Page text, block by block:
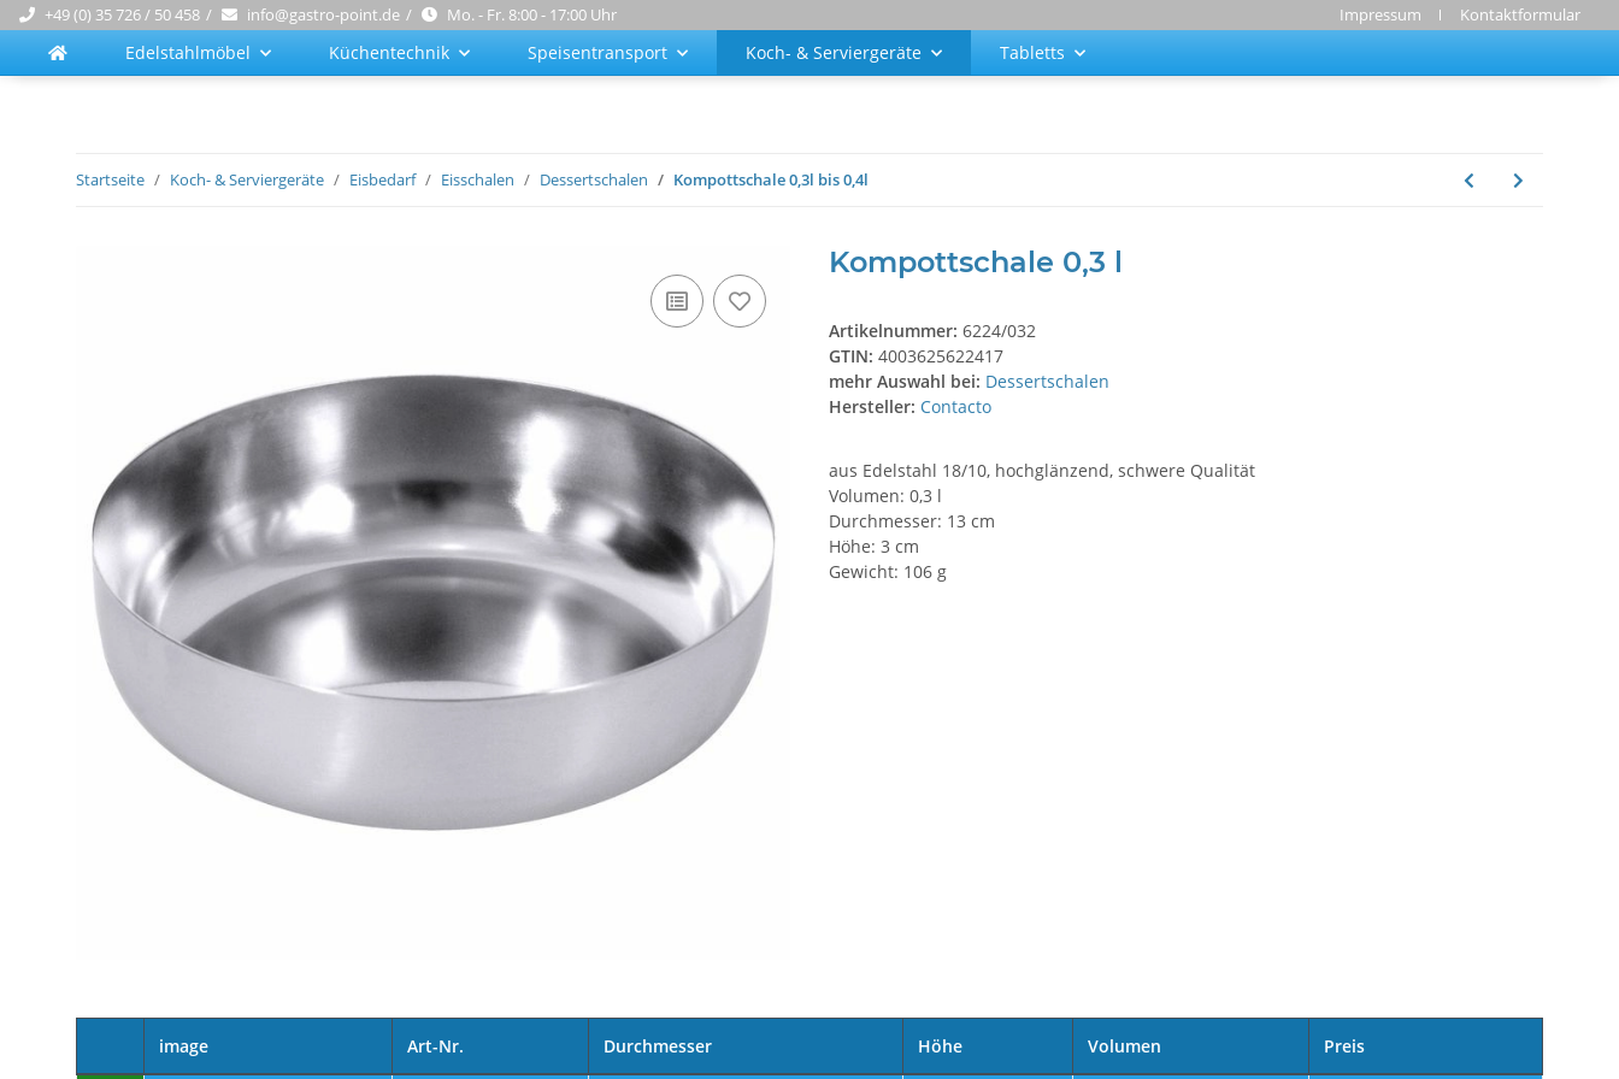
+49 (0) 35 726 / 50 458 info@gastro-point.de Mo. - Fr. 8:00 - 17:00 Uhr Impressum Kontaktformular
Edelstahlmöbel Küchentechnik Speisentransport Koch- & Serviergeräte Tabletts
Startseite Koch- & Serviergeräte Eisbedarf Eisschalen Dessertschalen Kompottschale 0,3l bis 0,4l
Kompottschale 0,3 l
Artikelnummer: 6224/032
GTIN: 4003625622417
mehr Auswahl bei: Dessertschalen
Hersteller: Contacto
aus Edelstahl 18/10, hochglänzend, schwere Qualität
Volumen: 0,3 l
Durchmesser: 13 cm
Höhe: 3 cm
Gewicht: 106 g
image Art-Nr. Durchmesser Höhe Volumen Preis